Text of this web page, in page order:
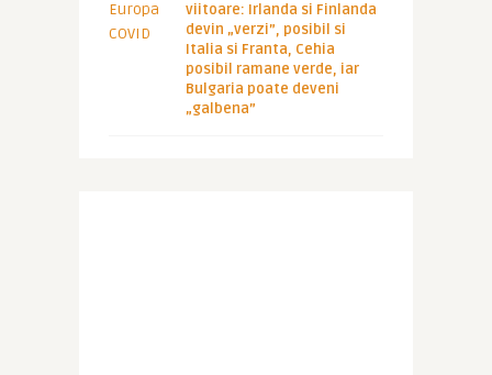
viitoare: Irlanda si Finlanda
devin „verzi”, posibil si
Italia si Franta, Cehia
posibil ramane verde, iar
Bulgaria poate deveni
„galbena”